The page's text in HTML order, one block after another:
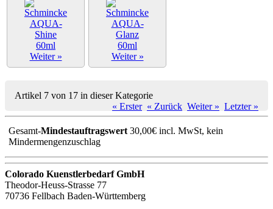
Weiter » Weiter »
Artikel 7 von 17 in dieser Kategorie
« Erster « Zurück Weiter » Letzter »
Gesamt-Mindestauftragswert30,00€ incl. MwSt, kein
Mindermengenzuschlag
Colorado Kuenstlerbedarf GmbH
Theodor-Heuss-Strasse 77
70736 Fellbach Baden-Württemberg